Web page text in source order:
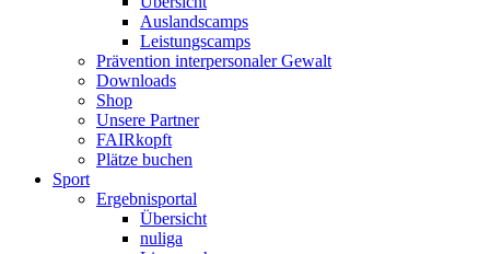
Auslandscamps
Leistungscamps
Prävention interpersonaler Gewalt
Downloads
Shop
Unsere Partner
FAIRkopft
Plätze buchen
Sport
Ergebnisportal
Übersicht
nuliga